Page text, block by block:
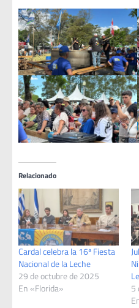
Relacionado
Cardal celebra la 16ª Fiesta
Nacional de la Leche
29 de octubre de 2025
En «Florida»
5